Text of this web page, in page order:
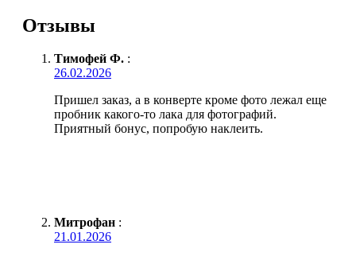
Отзывы
Тимофей Ф. :
26.02.2026
Пришел заказ, а в конверте кроме фото лежал еще
пробник какого-то лака для фотографий.
Приятный бонус, попробую наклеить.
Митрофан :
21.01.2026